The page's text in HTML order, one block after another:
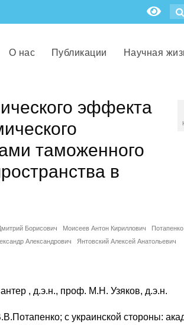
О нас Публикации Научная
эффекта
таможенного
в
Борисович Моисеев Антон Кириллович
Александрович Янтовский Алексей Анатольевич
, д.э.н., проф. М.Н. Узяков, д.э.н.
с украинской стороны: